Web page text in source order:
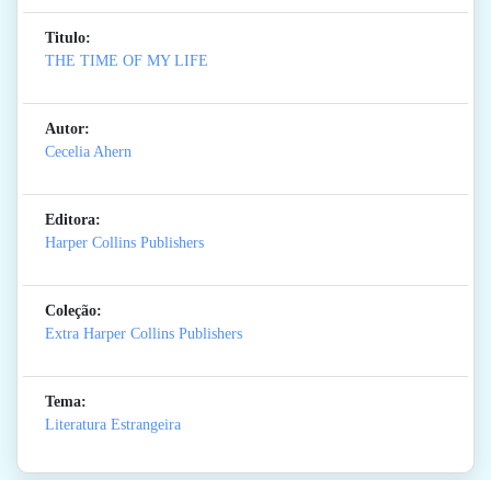
Titulo:
THE TIME OF MY LIFE
Autor:
Cecelia Ahern
Editora:
Harper Collins Publishers
Coleção:
Extra Harper Collins Publishers
Tema:
Literatura Estrangeira